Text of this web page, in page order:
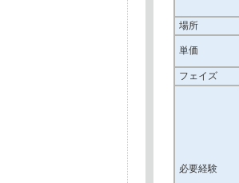
場所
単価
フェイズ
必要経験